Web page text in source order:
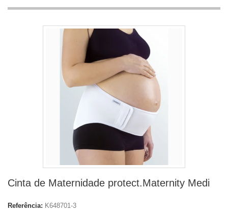
Cinta de Maternidade protect.Maternity Medi
Referência: K648701-3